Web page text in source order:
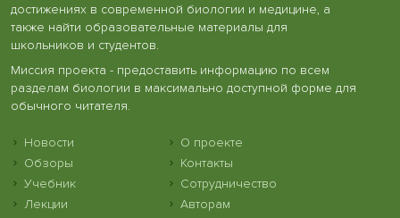
достижениях в современной биологии и медицине, а
также найти образовательные материалы для
школьников и студентов.
Миссия проекта - предоставить информацию по всем
разделам биологии в максимально доступной форме для
обычного читателя.
Новости
Обзоры
Учебник
Лекции
О проекте
Контакты
Сотрудничество
Авторам